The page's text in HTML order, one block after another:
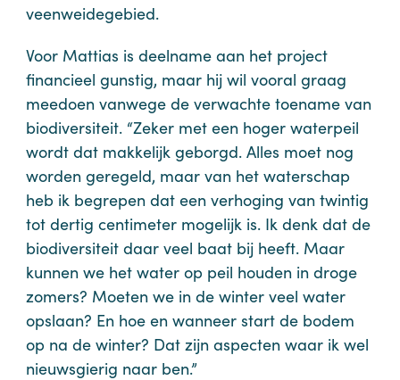
veenweidegebied.
Voor Mattias is deelname aan het project
financieel gunstig, maar hij wil vooral graag
meedoen vanwege de verwachte toename van
biodiversiteit. “Zeker met een hoger waterpeil
wordt dat makkelijk geborgd. Alles moet nog
worden geregeld, maar van het waterschap
heb ik begrepen dat een verhoging van twintig
tot dertig centimeter mogelijk is. Ik denk dat de
biodiversiteit daar veel baat bij heeft. Maar
kunnen we het water op peil houden in droge
zomers? Moeten we in de winter veel water
opslaan? En hoe en wanneer start de bodem
op na de winter? Dat zijn aspecten waar ik wel
nieuwsgierig naar ben.”